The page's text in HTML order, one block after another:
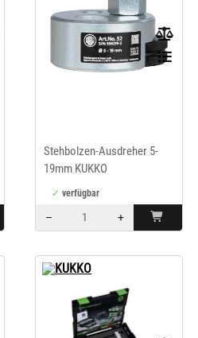
Stehbolzen-Ausdreher 5-
19mm KUKKO
verfügbar
–
+